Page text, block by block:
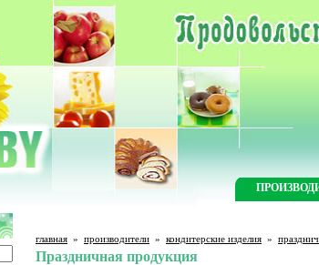
главная » производители » кондитерские изделия »
Праздничная продукция